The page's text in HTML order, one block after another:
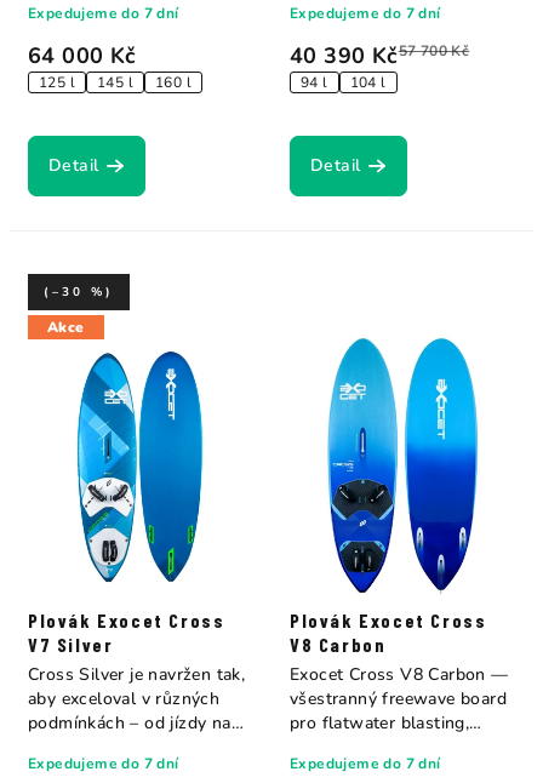
64 000 Kč
125 l 145 l 160 l
Expedujeme do 7 dní
Detail
40 390 Kč57 700 Kč
94 l
104 l
Expedujeme do 7 dní
Detail
Akce
Plovák Exocet Cross
V7 Silver
(–30 %)
Expedujeme do 7 dní
Cross Silver je navržen tak,
aby exceloval v různých
podmínkách – od jízdy na
Plovák Exocet Cross
V8 Carbon
Expedujeme do 7 dní
Exocet Cross V8 Carbon —
všestranný freewave board
pro flatwater blasting,